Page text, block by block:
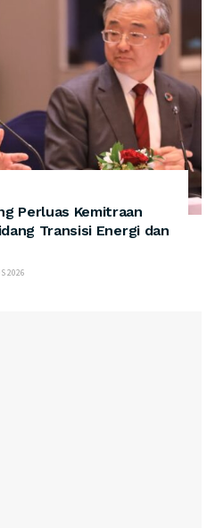
Perluas Kemitraan
Transisi Energi dan
2026